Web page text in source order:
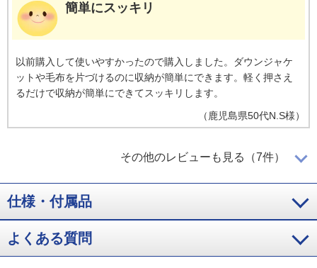
簡単にスッキリ
以前購入して使いやすかったので購入しました。ダウンジャケ
ットや毛布を片づけるのに収納が簡単にできます。軽く押さえ
るだけで収納が簡単にできてスッキリします。
（ 鹿児島県50代N.S様）
愛用しています
使いやすくて４回目の購入です。収納力があり、とても便利に
愛用しています。敷布団が入るサイズもぜひ販売してほしいで
す。
（千葉県50代T.M様）
その他のレビューも見る（7件）
仕様・付属品
よくある質問